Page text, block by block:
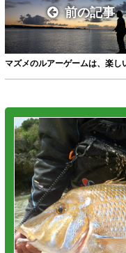
前の記事
マズメのルアーゲームは、楽し